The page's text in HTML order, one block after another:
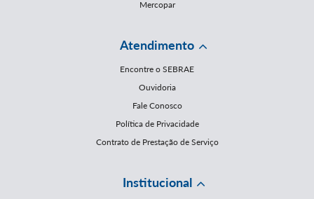
Mercopar
Atendimento
Encontre o SEBRAE
Ouvidoria
Fale Conosco
Política de Privacidade
Contrato de Prestação de Serviço
Institucional